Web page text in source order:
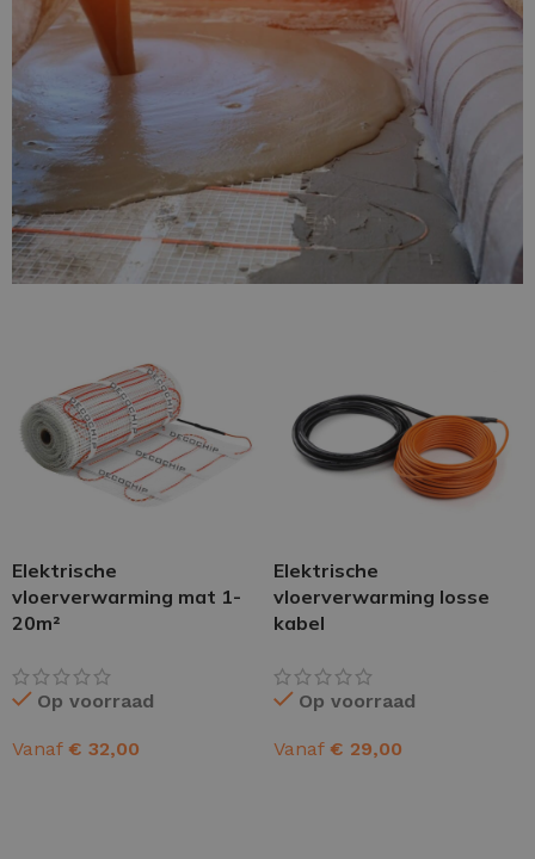
Elektrische
vloerverwarming mat 1-
20m²
Op voorraad
Vanaf € 32,00
Elektrische
vloerverwarming losse
kabel
Op voorraad
Vanaf € 29,00